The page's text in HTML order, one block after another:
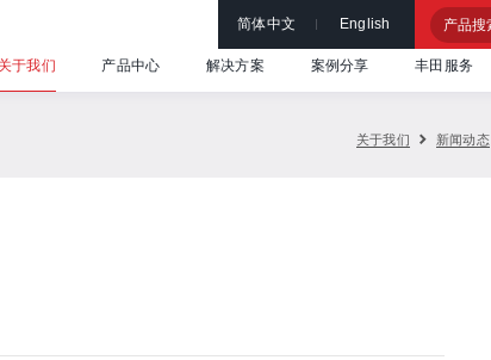
简体中文 English
关于我们 产品中心 解决方案 案例分享 丰田服务
关于我们 新闻动态